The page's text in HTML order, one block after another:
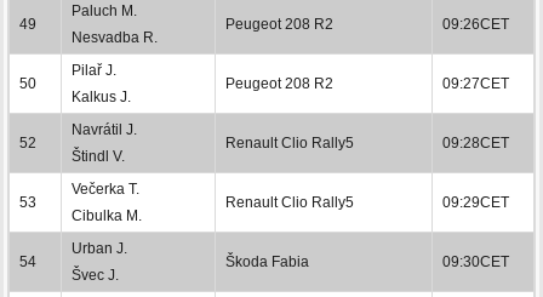
49
Paluch M.
Nesvadba R.
Peugeot 208 R2 09:26CET
50
Pilař J.
Kalkus J.
Peugeot 208 R2 09:27CET
52
Navrátil J.
Štindl V.
Renault Clio Rally5 09:28CET
53
Večerka T.
Cibulka M.
Renault Clio Rally5 09:29CET
54
Urban J.
Švec J.
Škoda Fabia 09:30CET